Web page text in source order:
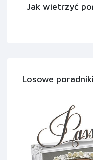
Jak wietrzyć
Losowe poradniki